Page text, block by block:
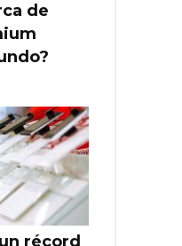
de
récord